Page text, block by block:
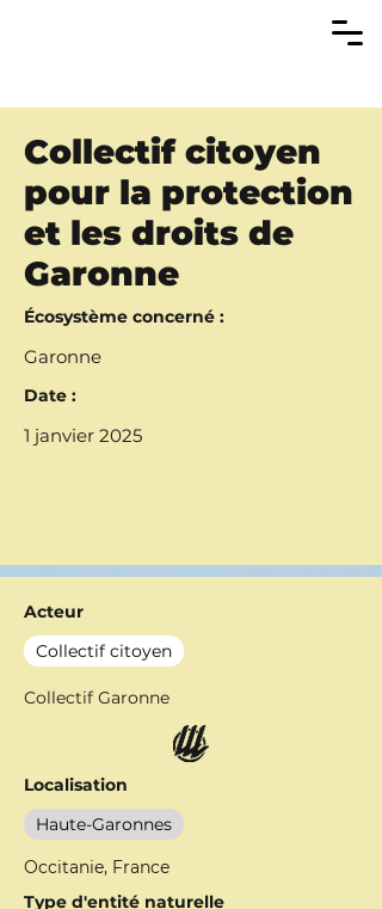
Collectif citoyen
pour la protection
et les droits de
Garonne
Écosystème concerné :
Garonne
Date :
1 janvier 2025
Acteur
Collectif citoyen
Collectif Garonne
Localisation
Haute-Garonnes
Occitanie, France
Type d'entité naturelle